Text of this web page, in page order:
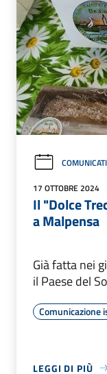
COMUNICATI
17 OTTOBRE 2024
Il "Dolce
a Malpensa
Già fatta nei
il Paese del
Comunicazione
LEGGI DI PIÙ